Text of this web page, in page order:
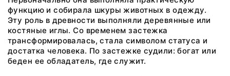
функцию и собирала шкуры животных в одежду.
Эту роль в древности выполняли деревянные или
костяные иглы. Со временем застежка
трансформировалась, стала символом статуса и
достатка человека. По застежке судили: богат или
беден ее обладатель, где служит.